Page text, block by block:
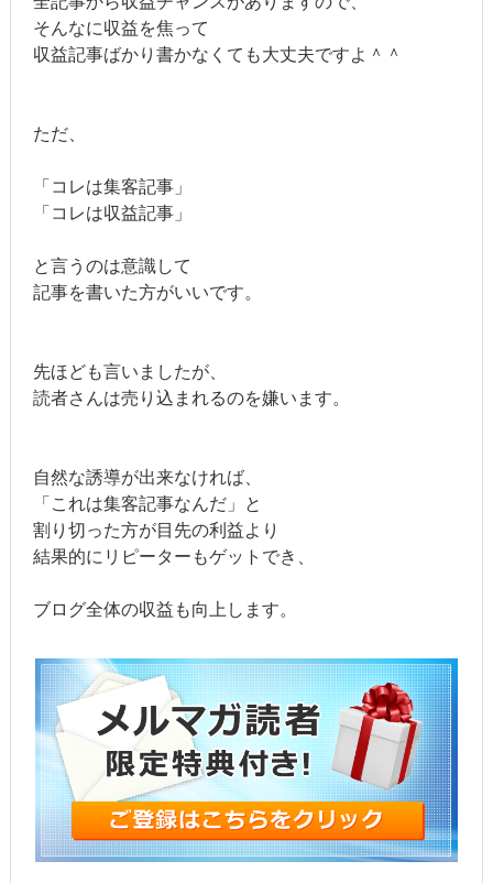
そんなに収益を焦って
収益記事ばかり書かなくても大丈夫ですよ＾＾
ただ、
「コレは集客記事」
「コレは収益記事」
と言うのは意識して
記事を書いた方がいいです。
先ほども言いましたが、
読者さんは売り込まれるのを嫌います。
自然な誘導が出来なければ、
「これは集客記事なんだ」と
割り切った方が目先の利益より
結果的にリピーターもゲットでき、
ブログ全体の収益も向上します。